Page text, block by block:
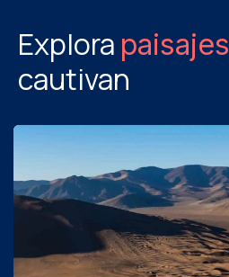
Explora paisajes
cautivan